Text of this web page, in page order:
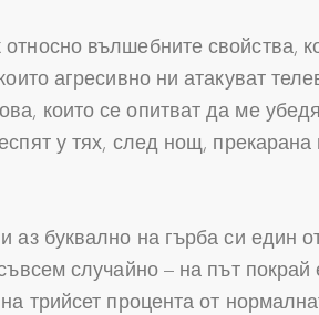
вълшебните свойства,
агресивно ни атакуват
които се опитват да ме
у тях, след нощ,
буквално на гърба си един
случайно – на път
трийсет процента от